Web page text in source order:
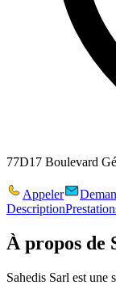
77D17 Boulevard
Appeler
Description
À propos de
Sahedis Sarl est une